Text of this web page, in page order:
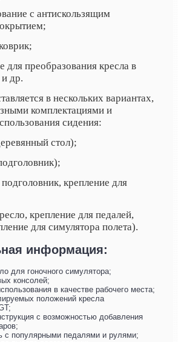
с антискользящим
для преобразования кресла в
др.
в нескольких вариантах,
комплектациями и
сидения:
стол);
крепление для
крепление для педалей,
для симулятора полета).
информация:
для гоночного симулятора;
консолей;
в качестве рабочего места;
положений кресла
с возможностью добавления
с популярными педалями и рулями;